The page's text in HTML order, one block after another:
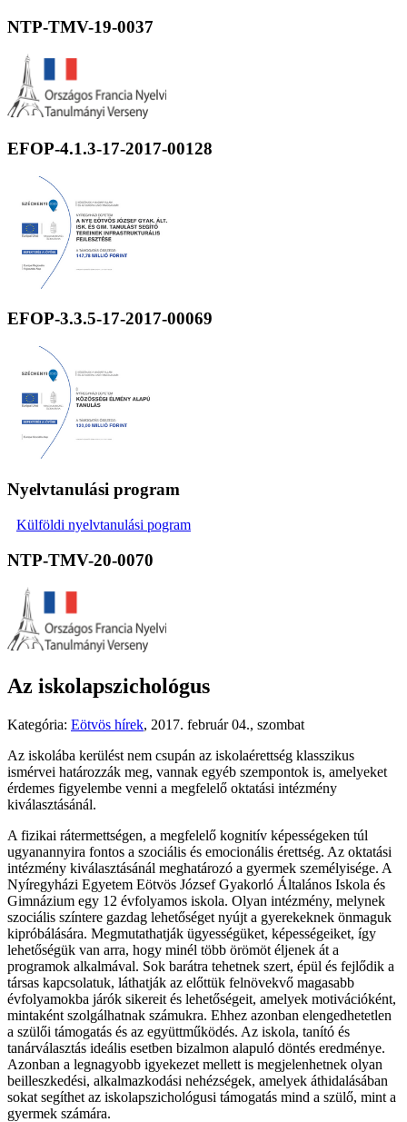
NTP-TMV-19-0037
EFOP-4.1.3-17-2017-00128
EFOP-3.3.5-17-2017-00069
Nyelvtanulási program
Külföldi nyelvtanulási pogram
NTP-TMV-20-0070
Az iskolapszichológus
Kategória: Eötvös hírek, 2017. február 04., szombat
Az iskolába kerülést nem csupán az iskolaérettség klasszikus
ismérvei határozzák meg, vannak egyéb szempontok is, amelyeket
érdemes figyelembe venni a megfelelő oktatási intézmény
kiválasztásánál.
A fizikai rátermettségen, a megfelelő kognitív képességeken túl
ugyanannyira fontos a szociális és emocionális érettség. Az oktatási
intézmény kiválasztásánál meghatározó a gyermek személyisége. A
Nyíregyházi Egyetem Eötvös József Gyakorló Általános Iskola és
Gimnázium egy 12 évfolyamos iskola. Olyan intézmény, melynek
szociális színtere gazdag lehetőséget nyújt a gyerekeknek önmaguk
kipróbálására. Megmutathatják ügyességüket, képességeiket, így
lehetőségük van arra, hogy minél több örömöt éljenek át a
programok alkalmával. Sok barátra tehetnek szert, épül és fejlődik a
társas kapcsolatuk, láthatják az előttük felnövekvő magasabb
évfolyamokba járók sikereit és lehetőségeit, amelyek motivációként,
mintaként szolgálhatnak számukra. Ehhez azonban elengedhetetlen
a szülői támogatás és az együttműködés. Az iskola, tanító és
tanárválasztás ideális esetben bizalmon alapuló döntés eredménye.
Azonban a legnagyobb igyekezet mellett is megjelenhetnek olyan
beilleszkedési, alkalmazkodási nehézségek, amelyek áthidalásában
sokat segíthet az iskolapszichológusi támogatás mind a szülő, mint a
gyermek számára.